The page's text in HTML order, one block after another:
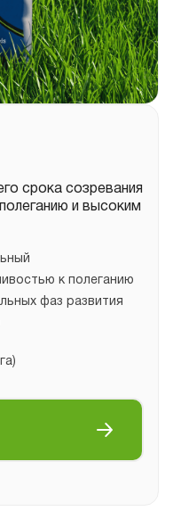
срока созревания
и высоким
к полеганию
фаз развития